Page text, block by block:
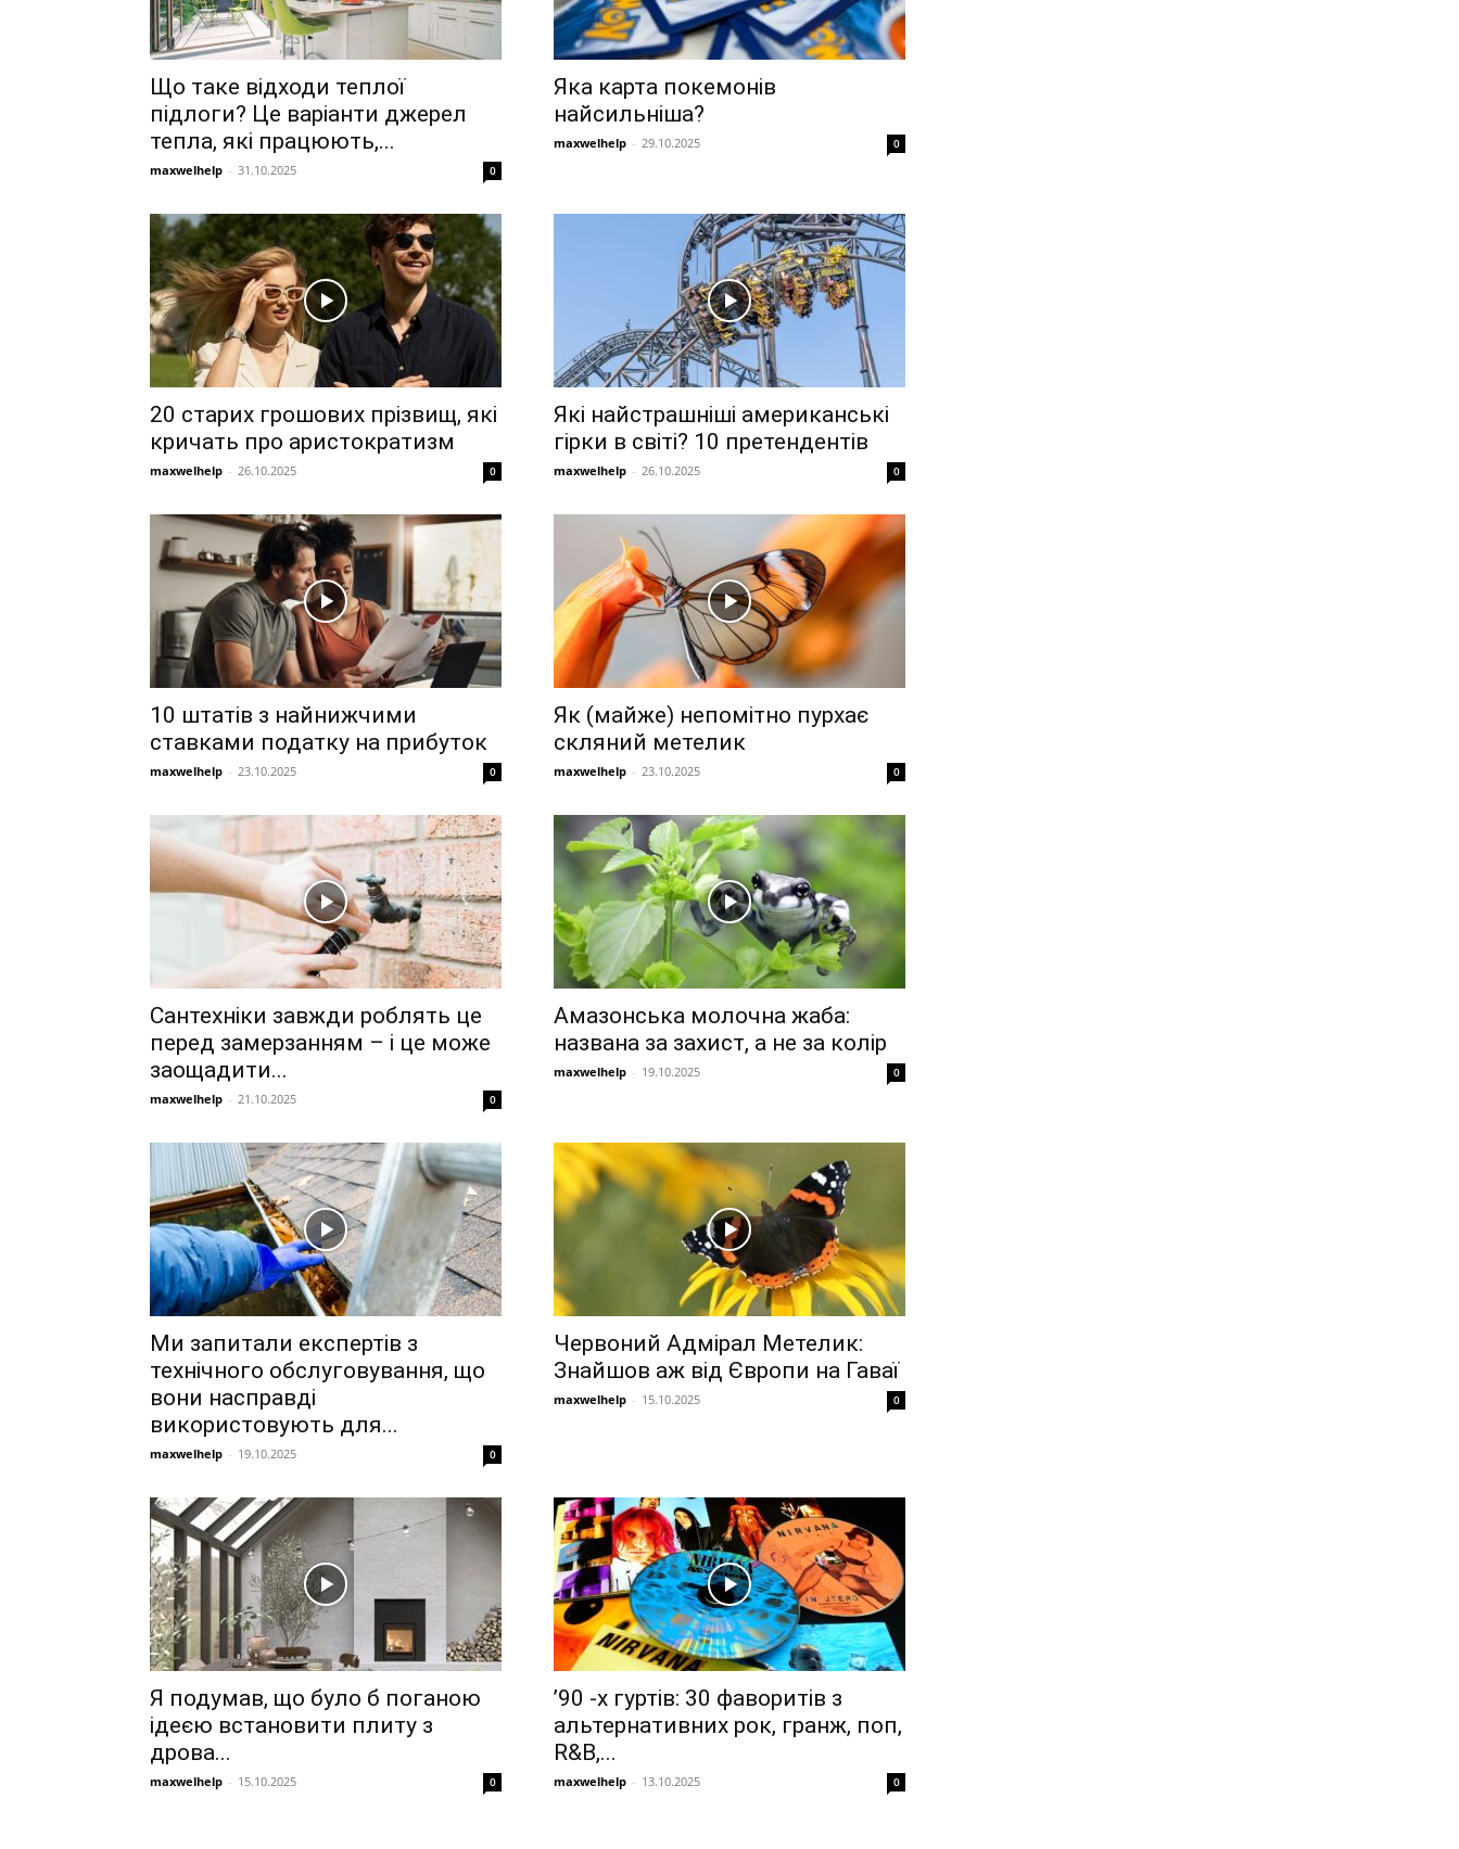
Що таке відходи теплої
підлоги? Це варіанти джерел
тепла, які працюють,...
maxwelhelp - 31.10.2025 0
Яка карта покемонів
найсильніша?
maxwelhelp - 29.10.2025 0
20 старих грошових прізвищ, які
кричать про аристократизм
maxwelhelp - 26.10.2025 0
Які найстрашніші американські
гірки в світі? 10 претендентів
maxwelhelp - 26.10.2025 0
10 штатів з найнижчими
ставками податку на прибуток
maxwelhelp - 23.10.2025 0
Як (майже) непомітно пурхає
скляний метелик
maxwelhelp - 23.10.2025 0
Сантехніки завжди роблять це
перед замерзанням – і це може
заощадити...
maxwelhelp - 21.10.2025 0
Амазонська молочна жаба:
названа за захист, а не за колір
maxwelhelp - 19.10.2025 0
Ми запитали експертів з
технічного обслуговування, що
вони насправді
використовують для...
maxwelhelp - 19.10.2025 0
Червоний Адмірал Метелик:
Знайшов аж від Європи на Гаваї
maxwelhelp - 15.10.2025 0
Я подумав, що було б поганою
ідеєю встановити плиту з
дрова...
maxwelhelp - 15.10.2025 0
’90 -х гуртів: 30 фаворитів з
альтернативних рок, гранж, поп,
R&B,...
maxwelhelp - 13.10.2025 0